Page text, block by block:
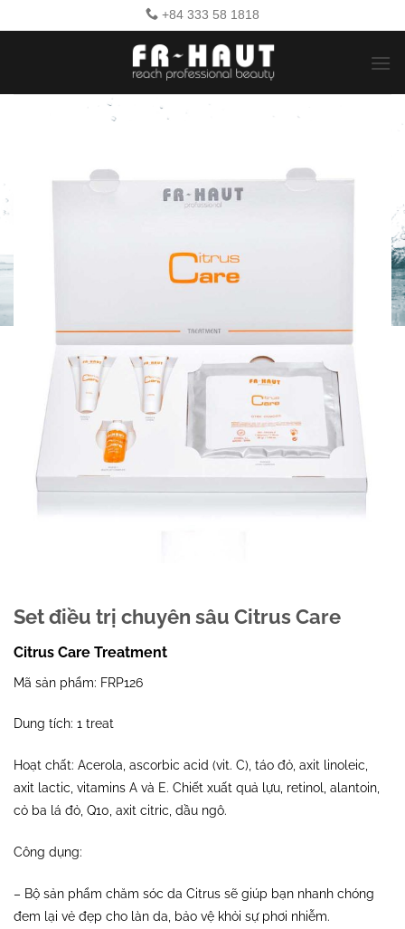
qua
+84 333 58 1818
Set điều trị chuyên sâu Citrus Care
Citrus Care Treatment
Mã sản phẩm: FRP126
Dung tích: 1 treat
Hoạt chất: Acerola, ascorbic acid (vit. C), táo đỏ, axit linoleic,
axit lactic, vitamins A và E. Chiết xuất quả lựu, retinol, alantoin,
cỏ ba lá đỏ, Q10, axit citric, dầu ngô.
Công dụng:
– Bộ sản phẩm chăm sóc da Citrus sẽ giúp bạn nhanh chóng
đem lại vẻ đẹp cho làn da, bảo vệ khỏi sự phơi nhiễm.